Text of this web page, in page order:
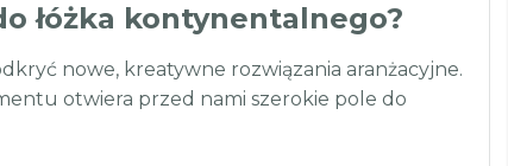
łóżka kontynentalnego?
nowe, kreatywne rozwiązania aranżacyjne.
otwiera przed nami szerokie pole do